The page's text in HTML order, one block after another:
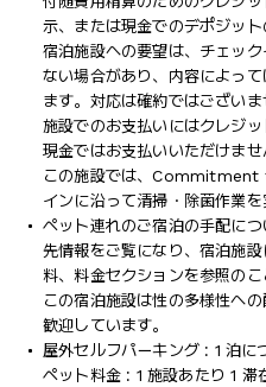
示、または現金でのデポジッ
宿泊施設への要望は、チェッ
ない場合があり、内容によっ
ます。対応は確約ではござい
施設でのお支払いにはクレジッ
現金ではお支払いいただけませ
この施設では、Commitment
インに沿って清掃・除菌作業
ペット連れのご宿泊の手配に
先情報をご覧になり、宿泊施
料、料金セクションを参照のこ
この宿泊施設は性の多様性へ
歓迎しています。
屋外セルフパーキング : 1 泊
ペット料金 : 1 施設あたり 1 滞